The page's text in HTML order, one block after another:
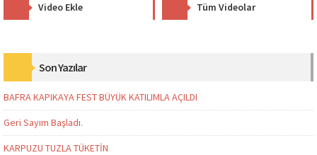
Video Ekle Tüm Videolar
Son Yazılar
BAFRA KAPIKAYA FEST BÜYÜK KATILIMLA AÇILDI
Geri Sayım Başladı.
KARPUZU TUZLA TÜKETİN